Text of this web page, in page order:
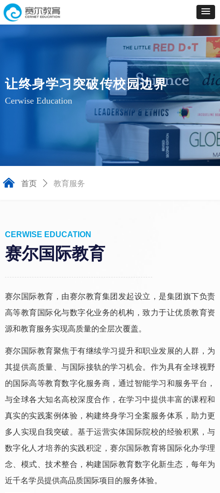
让终身学习突破传校园边界
Cerwise Education
낀 首页 ꄲ 教育服务
赛尔国际教育，由赛尔教育集团发起设立，是集团旗下负责
高等教育国际化与数字化业务的机构，致力于让优质教育资
源和教育服务实现高质量的全层次覆盖。
赛尔国际教育聚焦于有继续学习提升和职业发展的人群，为
其提供高质量、与国际接轨的学习机会。作为具有全球视野
的国际高等教育数字化服务商，通过智能学习和服务平台，
与全球各大知名高校深度合作，在学习中提供丰富的课程和
真实的实践案例体验，构建终身学习全案服务体系，助力更
多人实现自我突破。基于运营实体国际院校的经验积累，与
数字化人才培养的实践积淀，赛尔国际教育将国际化办学理
念、模式、技术整合，构建国际教育数字化新生态，每年为
近千名学员提供高品质国际项目的服务体验。
CERWISE EDUCATION
赛尔国际教育